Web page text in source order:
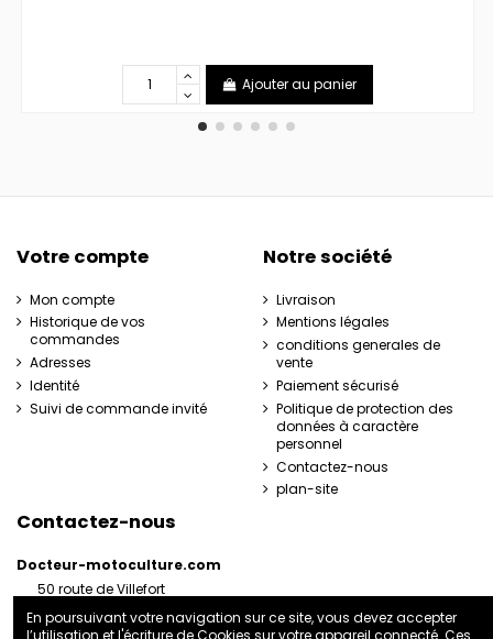
Ajouter au panier
Votre compte
Mon compte
Historique de vos
commandes
Adresses
Identité
Suivi de commande invité
Notre société
Livraison
Mentions légales
conditions generales de
vente
Paiement sécurisé
Politique de protection des
données à caractère
personnel
Contactez-nous
plan-site
Contactez-nous
Docteur-motoculture.com
50 route de Villefort
France
En poursuivant votre navigation sur ce site, vous devez accepter